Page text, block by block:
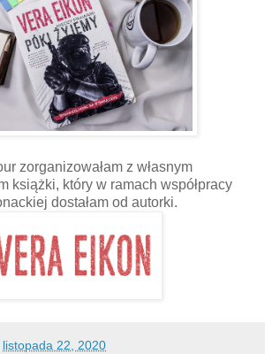
zorganizowałam z własnym
książki, który w ramach współpracy
dostałam od autorki.
listopada 22, 2020